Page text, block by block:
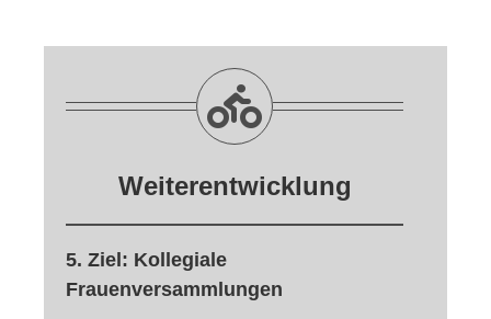
Weiterentwicklung
5. Ziel: Kollegiale
Frauenversammlungen